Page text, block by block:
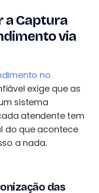
a Captura
via
no
exige que as
sistema
atendente tem
do que acontece
a nada.
das